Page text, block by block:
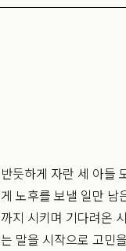
반듯하게 자란 세 아들
게 노후를 보낼 일만 남
까지 시키며 기다려온
는 말을 시작으로 고민